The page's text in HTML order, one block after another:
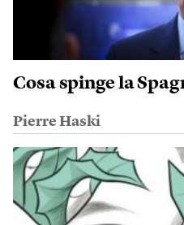
Cosa spinge la
Pierre Haski